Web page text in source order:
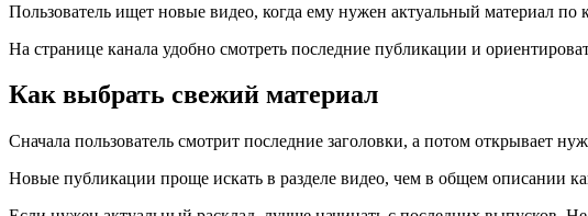
Пользователь ищет новые видео, когда ему нужен актуальный материал по
На странице канала удобно смотреть последние публикации и
Как выбрать свежий материал
Сначала пользователь смотрит последние заголовки, а потом открывает
Новые публикации проще искать в разделе видео, чем в общем описании